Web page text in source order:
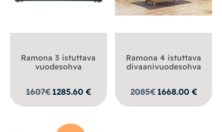
Ramona 3 istuttava
vuodesohva
1607€1285.60 €
Ramona 4 istuttava
divaanivuodesohva
2085€ 1668.00 €